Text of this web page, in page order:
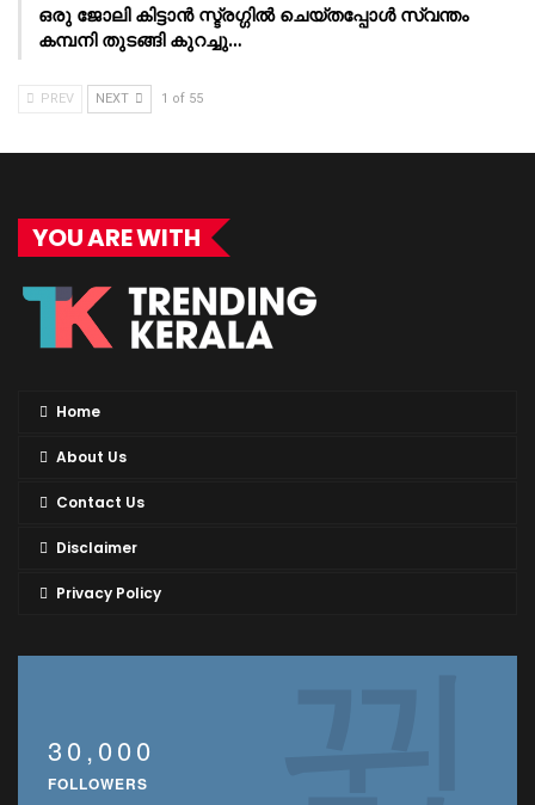
ഒരു ജോലി കിട്ടാൻ സ്ട്രഗ്ഗിൽ ചെയ്തപ്പോൾ സ്വന്തം
കമ്പനി തുടങ്ങി കുറച്ചു…
PREV NEXT 1 of 55
YOU ARE WITH
Home
About Us
Contact Us
Disclaimer
Privacy Policy
30,000
FOLLOWERS